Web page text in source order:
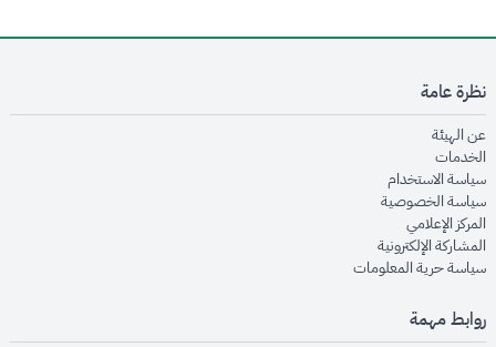
نظرة عامة
عن الهيئةopens in new window
الخدماتopens in new window
سياسة الاستخدام
سياسة الخصوصيةopens in new window
المركز الإعلاميopens in new window
المشاركة الإلكترونيةopens in new window
سياسة حرية المعلوماتopens in new window
روابط مهمة